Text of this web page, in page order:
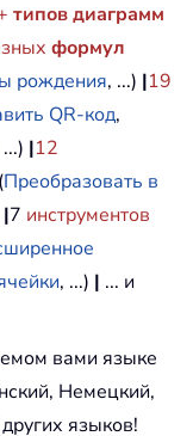
типов диаграмм
формул
рождения, ...) |19
QR-код,
|12
Преобразовать в
|7 инструментов
, ...) | ... и
вами языке
Немецкий,
языков!